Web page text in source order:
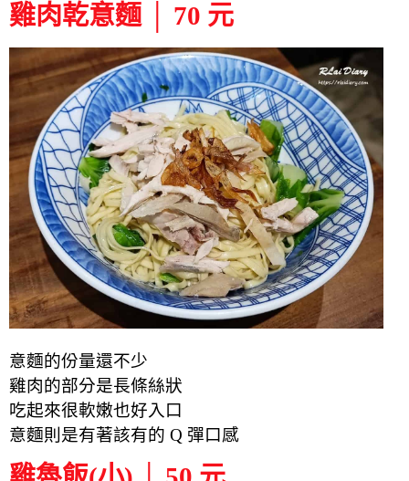
雞肉乾意麵 │ 70 元
意麵的份量還不少
雞肉的部分是長條絲狀
吃起來很軟嫩也好入口
意麵則是有著該有的 Q 彈口感